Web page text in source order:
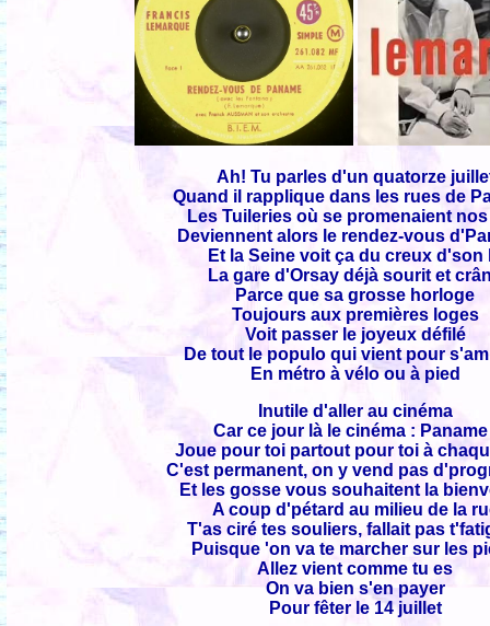
Ah! Tu parles d'un quatorze
Quand il rapplique dans les rues de
Les Tuileries où se promenaient
Deviennent alors le rendez-vous
Et la Seine voit ça du creux d'son
La gare d'Orsay déjà sourit et
Parce que sa grosse horloge
Toujours aux premières loges
Voit passer le joyeux défilé
De tout le populo qui vient pour
En métro à vélo ou à pied
Inutile d'aller au cinéma
Car ce jour là le cinéma :
Joue pour toi partout pour toi à
C'est permanent, on y vend pas
Et les gosse vous souhaitent la
A coup d'pétard au milieu de la
T'as ciré tes souliers, fallait pas
Puisque 'on va te marcher sur les
Allez vient comme tu es
On va bien s'en payer
Pour fêter le 14 juillet